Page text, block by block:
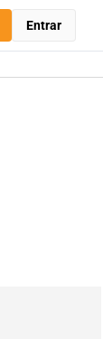
Entrar